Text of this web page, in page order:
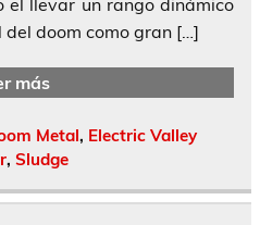
el llevar un rango dinámico
doom como gran […]
más
Metal, Electric Valley
, Sludge